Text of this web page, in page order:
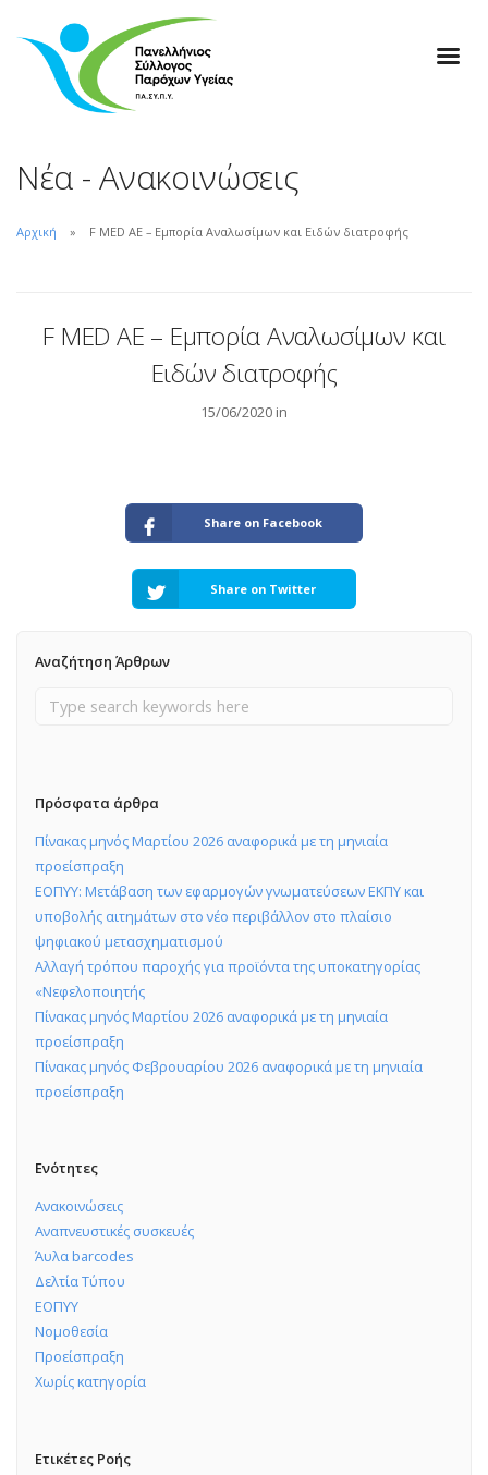
Νέα - Ανακοινώσεις
Αρχική F MED ΑΕ – Εμπορία Αναλωσίμων και Ειδών διατροφής
F MED ΑΕ – Εμπορία Αναλωσίμων και
Ειδών διατροφής
15/06/2020 in
Share on Facebook
Share on Twitter
Αναζήτηση Άρθρων
Πρόσφατα άρθρα
Πίνακας μηνός Μαρτίου 2026 αναφορικά με τη μηνιαία
προείσπραξη
ΕΟΠΥΥ: Μετάβαση των εφαρμογών γνωματεύσεων ΕΚΠΥ και
υποβολής αιτημάτων στο νέο περιβάλλον στο πλαίσιο
ψηφιακού μετασχηματισμού
Αλλαγή τρόπου παροχής για προϊόντα της υποκατηγορίας
«Νεφελοποιητής
Πίνακας μηνός Μαρτίου 2026 αναφορικά με τη μηνιαία
προείσπραξη
Πίνακας μηνός Φεβρουαρίου 2026 αναφορικά με τη μηνιαία
προείσπραξη
Ενότητες
Ανακοινώσεις
Αναπνευστικές συσκευές
Άυλα barcodes
Δελτία Τύπου
ΕΟΠΥΥ
Νομοθεσία
Προείσπραξη
Χωρίς κατηγορία
Ετικέτες Ροής